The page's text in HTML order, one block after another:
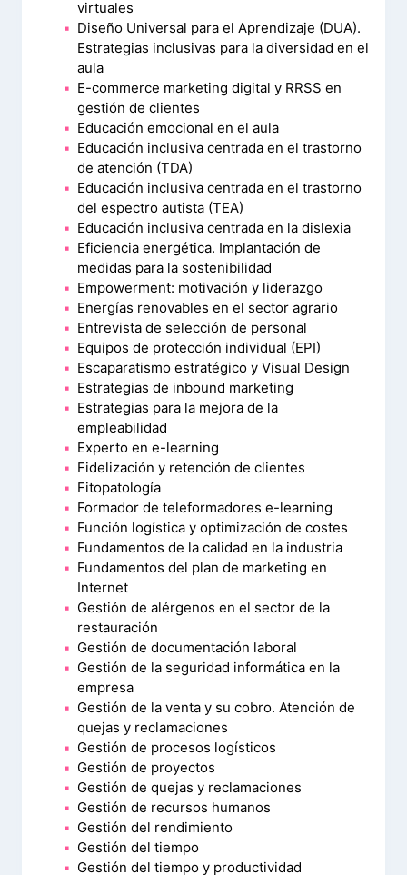
virtuales
Diseño Universal para el Aprendizaje (DUA).
Estrategias inclusivas para la diversidad en el
aula
E-commerce marketing digital y RRSS en
gestión de clientes
Educación emocional en el aula
Educación inclusiva centrada en el trastorno
de atención (TDA)
Educación inclusiva centrada en el trastorno
del espectro autista (TEA)
Educación inclusiva centrada en la dislexia
Eficiencia energética. Implantación de
medidas para la sostenibilidad
Empowerment: motivación y liderazgo
Energías renovables en el sector agrario
Entrevista de selección de personal
Equipos de protección individual (EPI)
Escaparatismo estratégico y Visual Design
Estrategias de inbound marketing
Estrategias para la mejora de la
empleabilidad
Experto en e-learning
Fidelización y retención de clientes
Fitopatología
Formador de teleformadores e-learning
Función logística y optimización de costes
Fundamentos de la calidad en la industria
Fundamentos del plan de marketing en
Internet
Gestión de alérgenos en el sector de la
restauración
Gestión de documentación laboral
Gestión de la seguridad informática en la
empresa
Gestión de la venta y su cobro. Atención de
quejas y reclamaciones
Gestión de procesos logísticos
Gestión de proyectos
Gestión de quejas y reclamaciones
Gestión de recursos humanos
Gestión del rendimiento
Gestión del tiempo
Gestión del tiempo y productividad